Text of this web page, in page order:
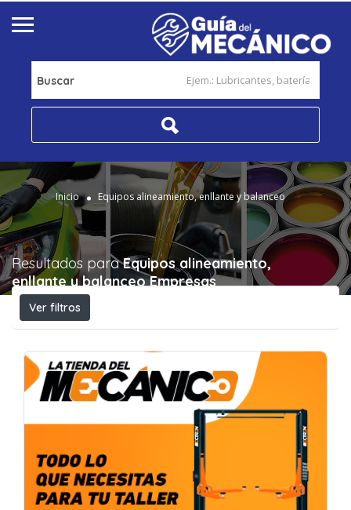
Buscar
Inicio Equipos alineamiento, enllante y balanceo
Resultados paraEquipos alineamiento,
enllante y balanceo Empresas
Ver filtros